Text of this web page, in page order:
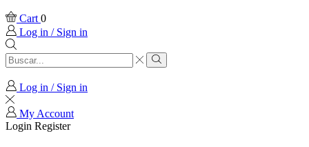
Cart 0
Log in / Sign in
Search
input
Search
Log in / Sign in
My Account
Login Register